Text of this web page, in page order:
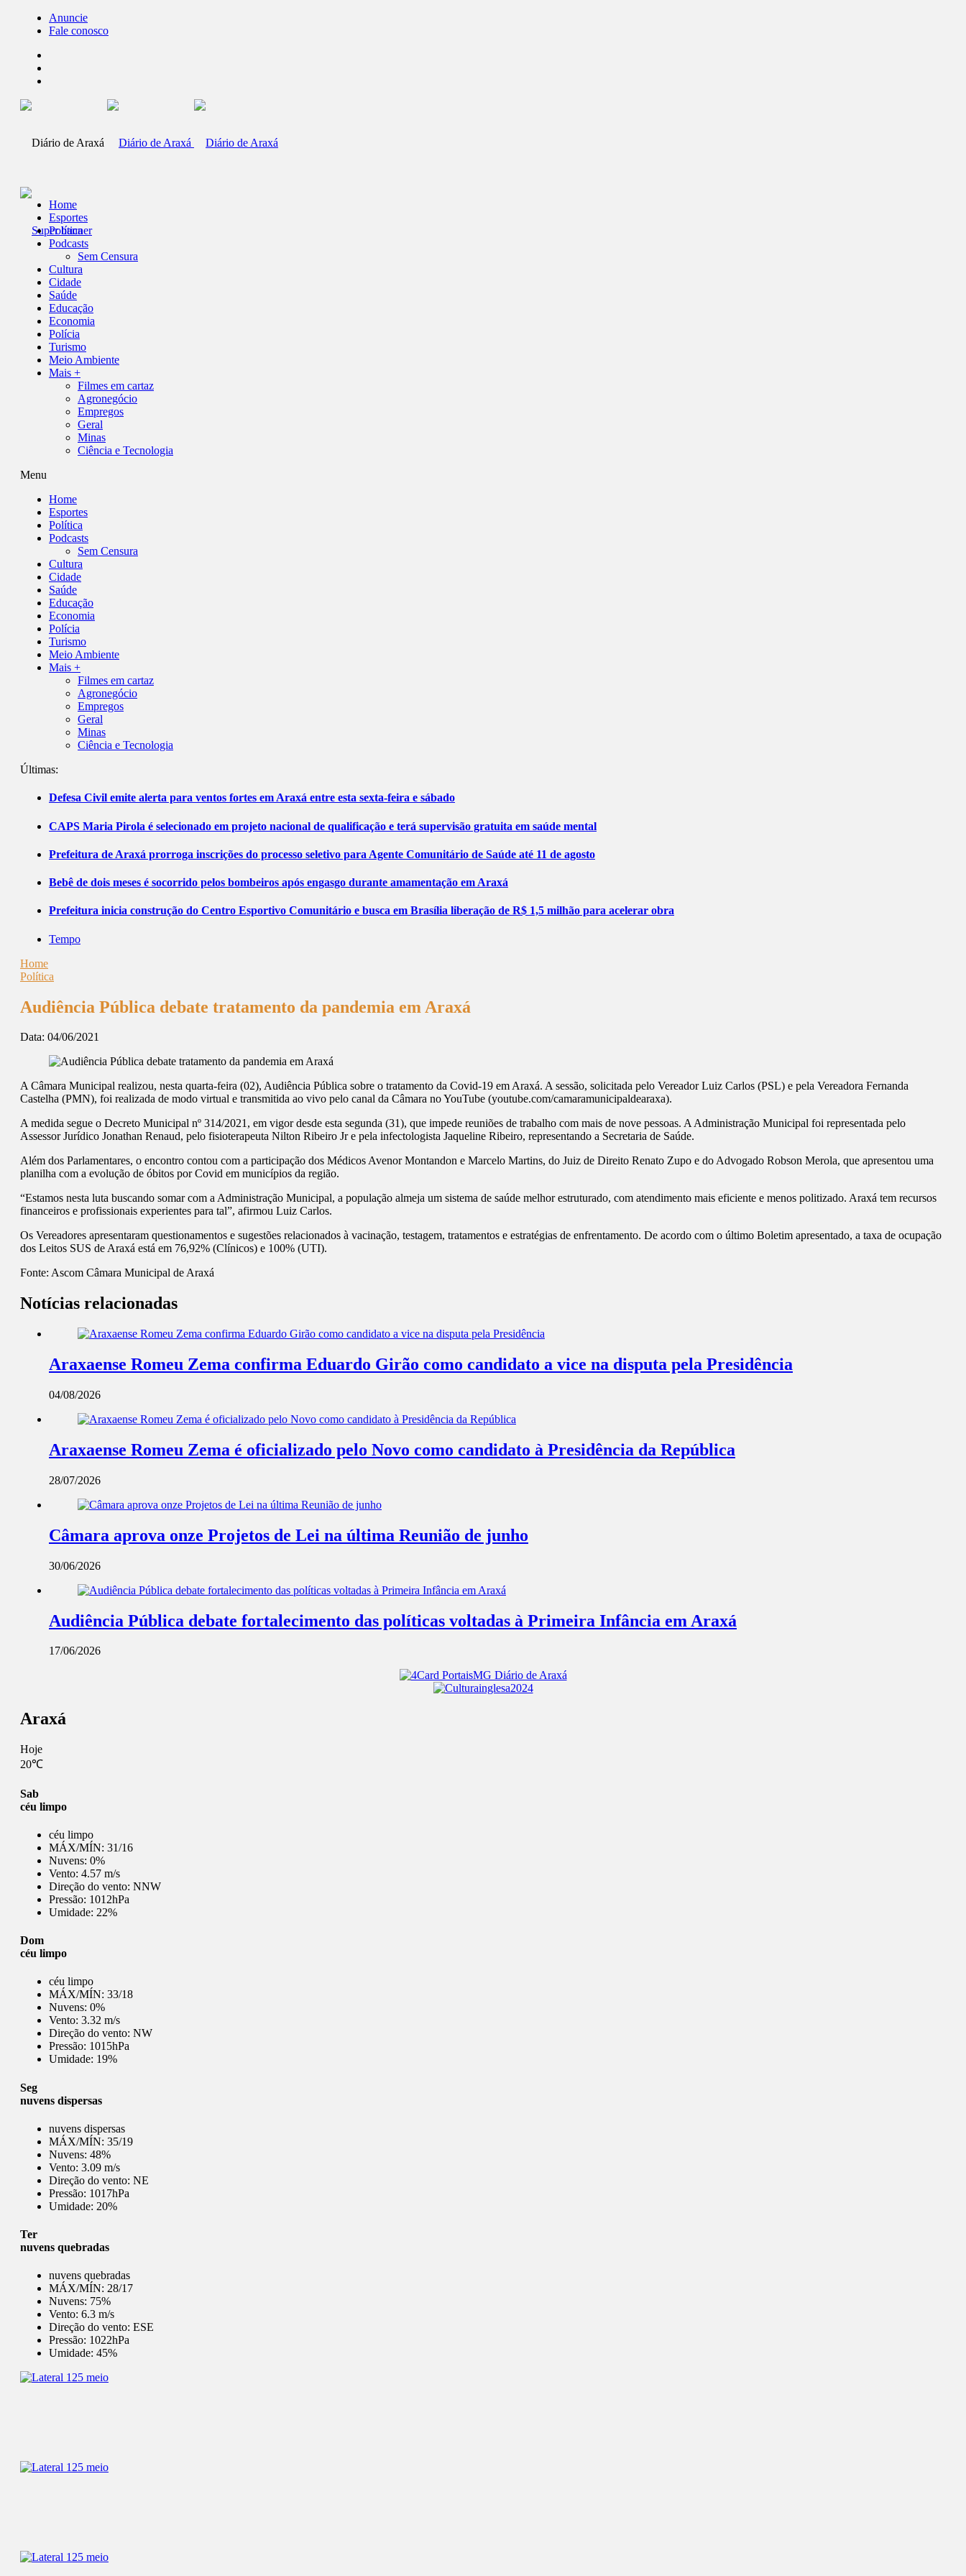
Anuncie
Fale conosco
Home
Esportes
Política
Podcasts
Sem Censura
Cultura
Cidade
Saúde
Educação
Economia
Polícia
Turismo
Meio Ambiente
Mais +
Filmes em cartaz
Agronegócio
Empregos
Geral
Minas
Ciência e Tecnologia
Menu
Home
Esportes
Política
Podcasts
Sem Censura
Cultura
Cidade
Saúde
Educação
Economia
Polícia
Turismo
Meio Ambiente
Mais +
Filmes em cartaz
Agronegócio
Empregos
Geral
Minas
Ciência e Tecnologia
Últimas:
Defesa Civil emite alerta para ventos fortes em Araxá entre esta sexta-feira e sábado
CAPS Maria Pirola é selecionado em projeto nacional de qualificação e terá supervisão gratuita em saúde mental
Prefeitura de Araxá prorroga inscrições do processo seletivo para Agente Comunitário de Saúde até 11 de agosto
Bebê de dois meses é socorrido pelos bombeiros após engasgo durante amamentação em Araxá
Prefeitura inicia construção do Centro Esportivo Comunitário e busca em Brasília liberação de R$ 1,5 milhão para acelerar obra
Tempo
Home
Política
Audiência Pública debate tratamento da pandemia em Araxá
Data: 04/06/2021
A Câmara Municipal realizou, nesta quarta-feira (02), Audiência Pública sobre o tratamento da Covid-19 em Araxá. A sessão, solicitada pelo Vereador Luiz Carlos (PSL) e pela Vereadora Fernanda
Castelha (PMN), foi realizada de modo virtual e transmitida ao vivo pelo canal da Câmara no YouTube (youtube.com/camaramunicipaldearaxa).
A medida segue o Decreto Municipal nº 314/2021, em vigor desde esta segunda (31), que impede reuniões de trabalho com mais de nove pessoas. A Administração Municipal foi representada pelo
Assessor Jurídico Jonathan Renaud, pelo fisioterapeuta Nilton Ribeiro Jr e pela infectologista Jaqueline Ribeiro, representando a Secretaria de Saúde.
Além dos Parlamentares, o encontro contou com a participação dos Médicos Avenor Montandon e Marcelo Martins, do Juiz de Direito Renato Zupo e do Advogado Robson Merola, que apresentou uma
planilha com a evolução de óbitos por Covid em municípios da região.
“Estamos nesta luta buscando somar com a Administração Municipal, a população almeja um sistema de saúde melhor estruturado, com atendimento mais eficiente e menos politizado. Araxá tem recursos
financeiros e profissionais experientes para tal”, afirmou Luiz Carlos.
Os Vereadores apresentaram questionamentos e sugestões relacionados à vacinação, testagem, tratamentos e estratégias de enfrentamento. De acordo com o último Boletim apresentado, a taxa de ocupação
dos Leitos SUS de Araxá está em 76,92% (Clínicos) e 100% (UTI).
Fonte: Ascom Câmara Municipal de Araxá
Notícias relacionadas
Araxaense Romeu Zema confirma Eduardo Girão como candidato a vice na disputa pela Presidência
04/08/2026
Araxaense Romeu Zema é oficializado pelo Novo como candidato à Presidência da República
28/07/2026
Câmara aprova onze Projetos de Lei na última Reunião de junho
30/06/2026
Audiência Pública debate fortalecimento das políticas voltadas à Primeira Infância em Araxá
17/06/2026
Araxá
Hoje
20℃
Sab
céu limpo
céu limpo
MÁX/MÍN: 31/16
Nuvens: 0%
Vento: 4.57 m/s
Direção do vento: NNW
Pressão: 1012hPa
Umidade: 22%
Dom
céu limpo
céu limpo
MÁX/MÍN: 33/18
Nuvens: 0%
Vento: 3.32 m/s
Direção do vento: NW
Pressão: 1015hPa
Umidade: 19%
Seg
nuvens dispersas
nuvens dispersas
MÁX/MÍN: 35/19
Nuvens: 48%
Vento: 3.09 m/s
Direção do vento: NE
Pressão: 1017hPa
Umidade: 20%
Ter
nuvens quebradas
nuvens quebradas
MÁX/MÍN: 28/17
Nuvens: 75%
Vento: 6.3 m/s
Direção do vento: ESE
Pressão: 1022hPa
Umidade: 45%